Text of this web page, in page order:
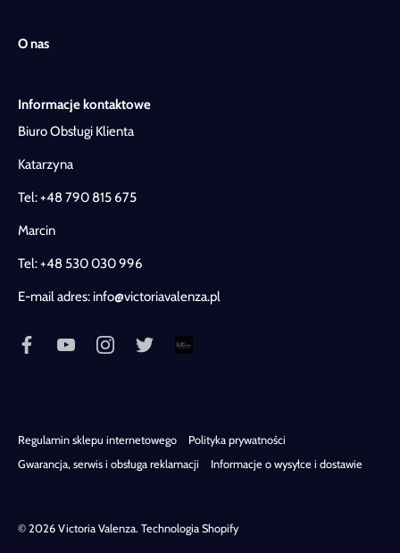
O nas
Informacje kontaktowe
Biuro Obsługi Klienta
Katarzyna
Tel:+48 790 815 675
Marcin
Tel:+48 530 030 996
E-mail adres: info@victoriavalenza.pl
Regulamin sklepu internetowego
Polityka prywatności
Gwarancja, serwis i obsługa reklamacji
Informacje o wysyłce i dostawie
© 2026 Victoria Valenza. Technologia Shopify